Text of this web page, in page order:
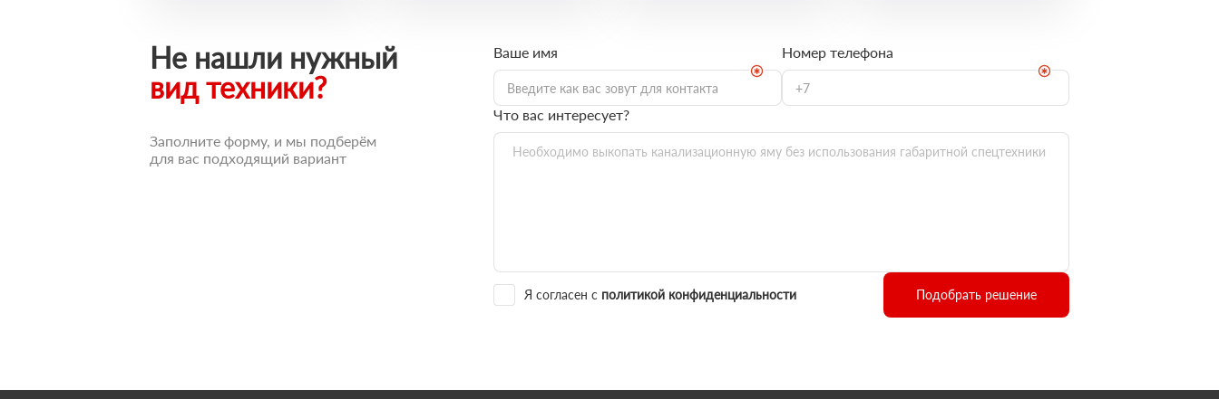
Не нашли нужный
вид техники?
Заполните форму, и мы подберём
для вас подходящий вариант
Ваше имя Номер телефона
Что вас интересует?
Я согласен с политикой конфиденциальности Подобрать решение